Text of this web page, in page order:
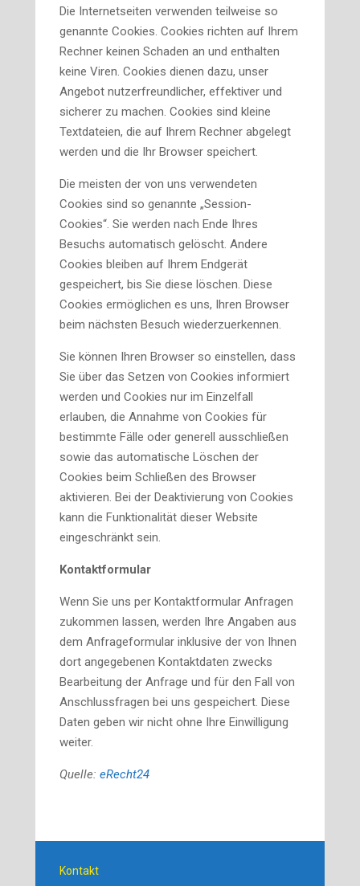
Die Internetseiten verwenden teilweise so
genannte Cookies. Cookies richten auf Ihrem
Rechner keinen Schaden an und enthalten
keine Viren. Cookies dienen dazu, unser
Angebot nutzerfreundlicher, effektiver und
sicherer zu machen. Cookies sind kleine
Textdateien, die auf Ihrem Rechner abgelegt
werden und die Ihr Browser speichert.
Die meisten der von uns verwendeten
Cookies sind so genannte „Session-
Cookies“. Sie werden nach Ende Ihres
Besuchs automatisch gelöscht. Andere
Cookies bleiben auf Ihrem Endgerät
gespeichert, bis Sie diese löschen. Diese
Cookies ermöglichen es uns, Ihren Browser
beim nächsten Besuch wiederzuerkennen.
Sie können Ihren Browser so einstellen, dass
Sie über das Setzen von Cookies informiert
werden und Cookies nur im Einzelfall
erlauben, die Annahme von Cookies für
bestimmte Fälle oder generell ausschließen
sowie das automatische Löschen der
Cookies beim Schließen des Browser
aktivieren. Bei der Deaktivierung von Cookies
kann die Funktionalität dieser Website
eingeschränkt sein.
Kontaktformular
Wenn Sie uns per Kontaktformular Anfragen
zukommen lassen, werden Ihre Angaben aus
dem Anfrageformular inklusive der von Ihnen
dort angegebenen Kontaktdaten zwecks
Bearbeitung der Anfrage und für den Fall von
Anschlussfragen bei uns gespeichert. Diese
Daten geben wir nicht ohne Ihre Einwilligung
weiter.
Quelle: eRecht24
Kontakt